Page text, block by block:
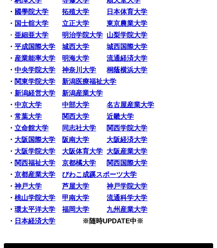
・ 國學院大学 拓殖大学
日本体育大学
・ 国士舘大学 立正大学
東京農業大学
・ 亜細亜大学 明治学院大学 山梨学院大学
・平成国際大学 城西大学
城西国際大学
・ 産業能率大学 明海大学
流通経済大学
・中央学院大学 神奈川大学
桐蔭横浜大学
・ 関東学院大学
新潟医療福祉大学
・ 新潟経営大学
新潟産業大学
・中京大学 中部大学
名古屋産業大学
・常葉大学 関西大学
近畿大学
・立命館大学 同志社大学
関西学院大学
・大阪国際大学 阪南大学
大阪経済大学
・大阪学院大学 大阪体育大学 大阪産業大学
・ 関西福祉大学 京都橘大学
関西国際大学
・京都産業大学
びわこ成蹊スポーツ大学
・神戸大学 芦屋大学
神戸学院大学
・桃山学院大学 甲南大学
流通科学大学
・環太平洋大学 福岡大学
九州産業大学
・ 日本経済大学 ※随時UPDATE中※